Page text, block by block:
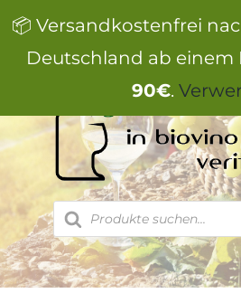
📦 Versandkostenfrei
Deutschland ab einem
90€.
Inhalt
springen
Products
search